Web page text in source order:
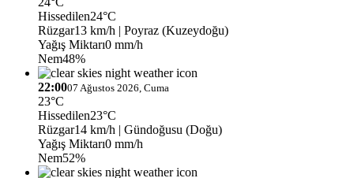
Hissedilen24°C
Rüzgar13 km/h | Poyraz (Kuzeydoğu)
Yağış Miktarı0 mm/h
Nem48%
22:0007 Ağustos 2026, Cuma
23°C
Hissedilen23°C
Rüzgar14 km/h | Gündoğusu (Doğu)
Yağış Miktarı0 mm/h
Nem52%